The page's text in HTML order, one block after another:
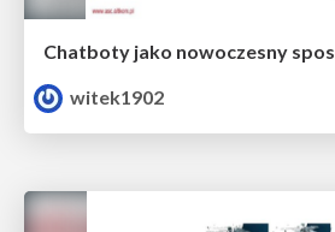
Chatboty jako nowoczesny
witek1902